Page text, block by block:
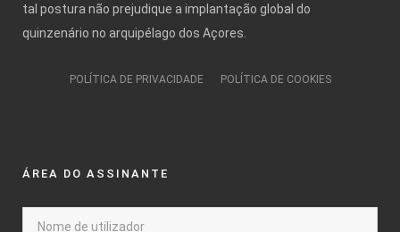
tal postura não prejudique a implantação global do
quinzenário no arquipélago dos Açores.
POLÍTICA DE PRIVACIDADE POLÍTICA DE COOKIES
ÁREA DO ASSINANTE